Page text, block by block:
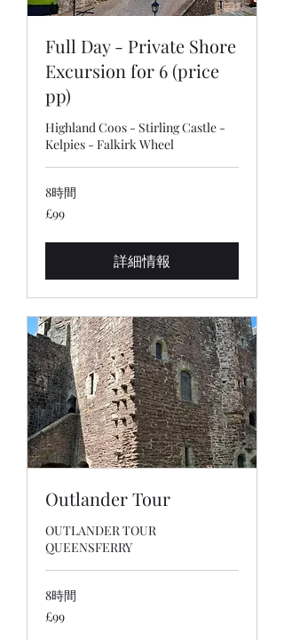
Full Day - Private Shore
Excursion for 6 (price
pp)
Highland Coos - Stirling Castle -
Kelpies - Falkirk Wheel
8時間
99
英
ポ
£99
詳細情報
Outlander Tour
OUTLANDER TOUR
QUEENSFERRY
8時間
99
英
£99